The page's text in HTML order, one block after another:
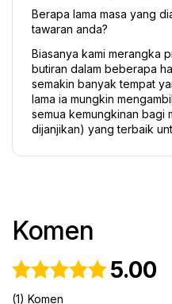
Berapa lama masa yang
tawaran anda?
Biasanya kami merangka
butiran dalam beberapa
semakin banyak tempat
lama ia mungkin
semua kemungkinan bagi
dijanjikan) yang terbaik
Komen
5.00
(1) Komen